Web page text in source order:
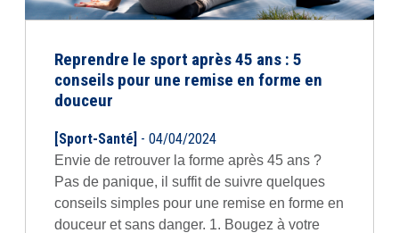
Reprendre le sport après 45 ans : 5
conseils pour une remise en forme en
douceur
[Sport-Santé] - 04/04/2024
Envie de retrouver la forme après 45 ans ?
Pas de panique, il suffit de suivre quelques
conseils simples pour une remise en forme en
douceur et sans danger. 1. Bougez à votre